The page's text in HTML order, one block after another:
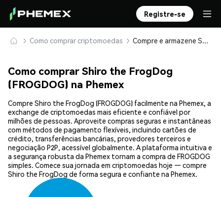
Registre-se
Como comprar criptomoedas Compre e armazene Shiro the FrogDog (FROGDOG) com segurança
Como comprar Shiro the FrogDog
(FROGDOG) na Phemex
Compre Shiro the FrogDog (FROGDOG) facilmente na Phemex, a
exchange de criptomoedas mais eficiente e confiável por
milhões de pessoas. Aproveite compras seguras e instantâneas
com métodos de pagamento flexíveis, incluindo cartões de
crédito, transferências bancárias, provedores terceiros e
negociação P2P, acessível globalmente. A plataforma intuitiva e
a segurança robusta da Phemex tornam a compra de FROGDOG
simples. Comece sua jornada em criptomoedas hoje — compre
Shiro the FrogDog de forma segura e confiante na Phemex.